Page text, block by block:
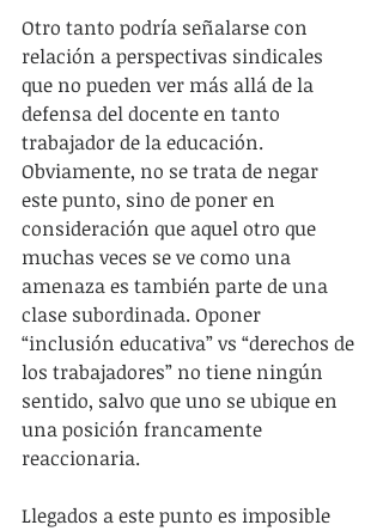
Otro tanto podría señalarse con
relación a perspectivas sindicales
que no pueden ver más allá de la
defensa del docente en tanto
trabajador de la educación.
Obviamente, no se trata de negar
este punto, sino de poner en
consideración que aquel otro que
muchas veces se ve como una
amenaza es también parte de una
clase subordinada. Oponer
“inclusión educativa” vs “derechos de
los trabajadores” no tiene ningún
sentido, salvo que uno se ubique en
una posición francamente
reaccionaria.
Llegados a este punto es imposible